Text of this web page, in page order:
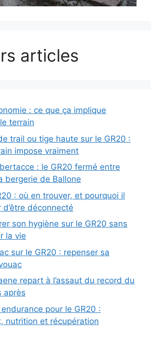
articles
: ce que ça implique
terrain
trail ou tige haute sur le GR20 :
impose vraiment
: le GR20 fermé entre
bergerie de Ballone
: où en trouver, et pourquoi il
déconnecté
son hygiène sur le GR20 sans
la vie
sur le GR20 : repenser sa
repart à l’assaut du record du
après
pour le GR20 :
nutrition et récupération